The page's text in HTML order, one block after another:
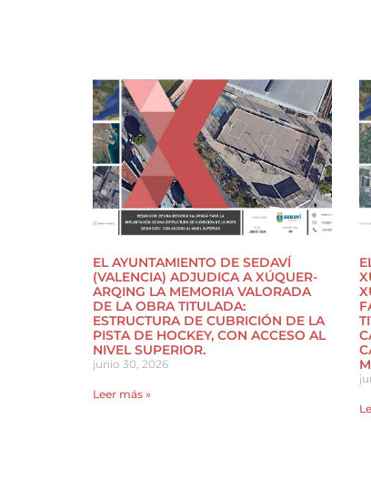
EL AYUNTAMIENTO DE SEDAVÍ
(VALENCIA) ADJUDICA A XÚQUER-
ARQING LA MEMORIA VALORADA
DE LA OBRA TITULADA:
ESTRUCTURA DE CUBRICIÓN DE LA
PISTA DE HOCKEY, CON ACCESO AL
NIVEL SUPERIOR.
junio 30, 2026
Leer más »